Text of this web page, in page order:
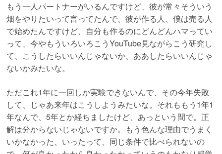
もう一人パートナーがいるんですけど、彼が常々そういう
畑をやりたいって言ってたんで、彼が作る人、僕は売る人
で始めたんですけど、自分も作るのにどんどんハマってい
って、今やもういろいろこうYouTube見ながらこう研究し
て、こうしたらいいんじゃないか、ああしたらいいんじゃ
ないかみたいな。
ただこれ1年に一回しか実験できないんで、その今年失敗
して、じゃあ来年はこうしようみたいな。それももう1年1
年なんで、5年とか経ちましたけど、あっという間で。正
解は分からないじゃないですか。もう色んな理由でうまく
いかなかった、いったって、同じ条件で比べられないの